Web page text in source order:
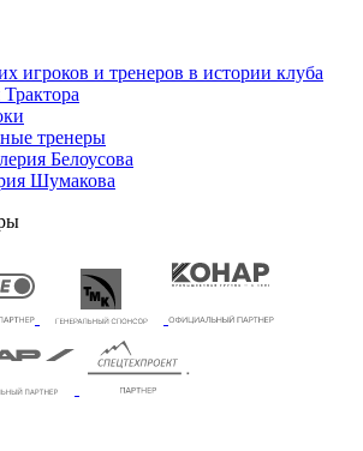
игроков и тренеров в истории клуба
тренеры
Белоусова
Шумакова